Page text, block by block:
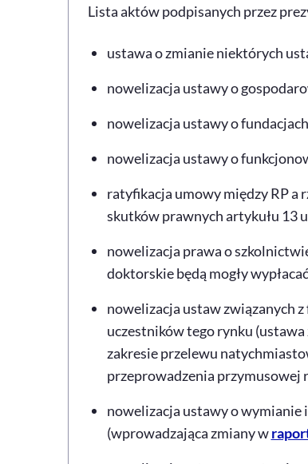
Lista aktów podpisanych przez
ustawa o zmianie niektórych
nowelizacja ustawy o
nowelizacja ustawy o
nowelizacja ustawy o
ratyfikacja umowy między RP
skutków prawnych artykułu 13
nowelizacja prawa o
doktorskie będą mogły wypłacać
nowelizacja ustaw związanych
uczestników tego rynku
zakresie przelewu
przeprowadzenia przymusowej
nowelizacja ustawy o
(wprowadzająca zmiany w